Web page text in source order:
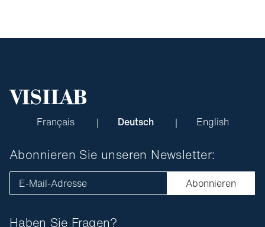
Français Deutsch English
Haben Sie Fragen?
Abonnieren Sie unseren Newsletter:
E-Mail-Adresse Abonnieren